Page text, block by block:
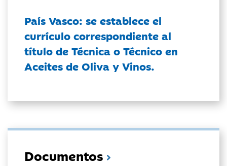
País Vasco: se establece el
currículo correspondiente al
título de Técnica o Técnico en
Aceites de Oliva y Vinos.
Documentos